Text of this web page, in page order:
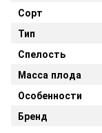
Сорт
Тип
Спелость
Масса плода
Особенности
Бренд